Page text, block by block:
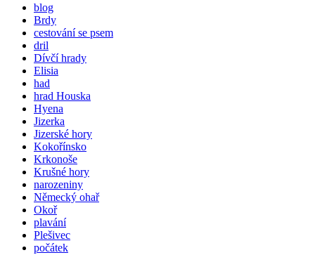
blog
Brdy
cestování se psem
dril
Dívčí hrady
Elisia
had
hrad Houska
Hyena
Jizerka
Jizerské hory
Kokořínsko
Krkonoše
Krušné hory
narozeniny
Německý ohař
Okoř
plavání
Plešivec
počátek